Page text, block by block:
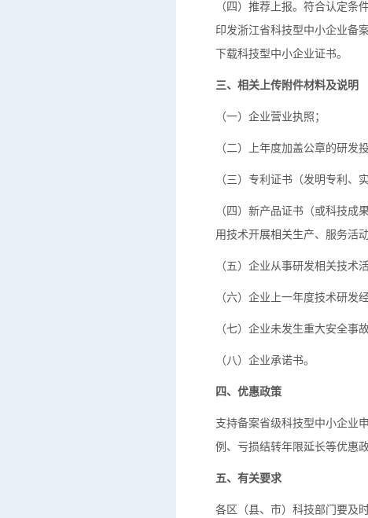
（四）推荐上报。符合认定
印发浙江省科技型中小企业备
下载科技型中小企业证书。
三、相关上传附件材料及说明
（一）企业营业执照；
（二）上年度加盖公章的研发
（三）专利证书（发明专利、
（四）新产品证书（或科技成
用技术开展相关生产、服务活
（五）企业从事研发相关技术
（六）企业上一年度技术研发
（七）企业未发生重大安全事
（八）企业承诺书。
四、优惠政策
支持备案省级科技型中小企业
例、亏损结转年限延长等优惠政
五、有关要求
各区（县、市）科技部门要及